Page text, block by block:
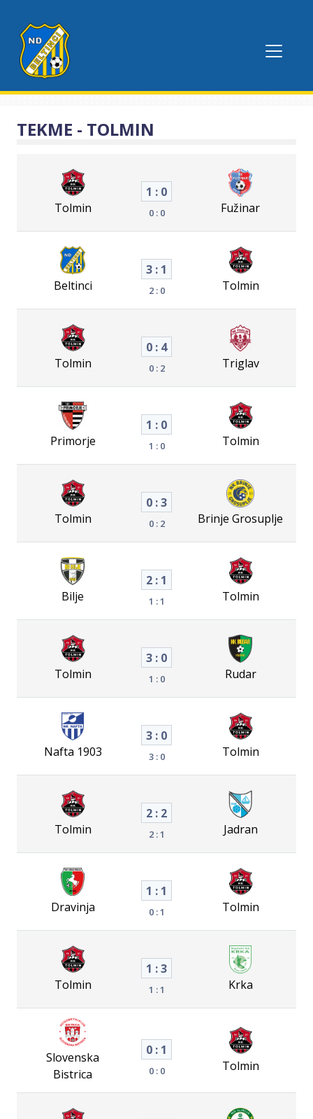
TEKME - TOLMIN
Tolmin
1 : 0
0 : 0 Fužinar
Beltinci
3 : 1
2 : 0 Tolmin
Tolmin
0 : 4
0 : 2 Triglav
Primorje
1 : 0
1 : 0 Tolmin
Tolmin
0 : 3
0 : 2 Brinje Grosuplje
Bilje
2 : 1
1 : 1 Tolmin
Tolmin
3 : 0
1 : 0 Rudar
Nafta 1903
3 : 0
3 : 0 Tolmin
Tolmin
2 : 2
2 : 1 Jadran
Dravinja
1 : 1
0 : 1 Tolmin
Tolmin
1 : 3
1 : 1 Krka
Slovenska
Bistrica
0 : 1
0 : 0 Tolmin